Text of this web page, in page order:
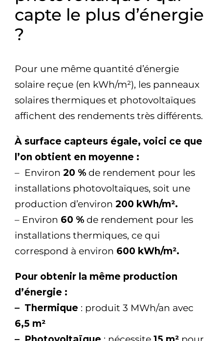
capte le plus d’énergie
?
Pour une même quantité d’énergie
solaire reçue (en kWh/m²), les panneaux
solaires thermiques et photovoltaïques
affichent des rendements très différents.
À surface capteurs égale, voici ce que
l’on obtient en moyenne :
– Environ 20 % de rendement pour les
installations photovoltaïques, soit une
production d’environ 200 kWh/m².
– Environ 60 % de rendement pour les
installations thermiques, ce qui
correspond à environ 600 kWh/m².
Pour obtenir la même production
d’énergie :
– Thermique : produit 3 MWh/an avec
6,5 m²